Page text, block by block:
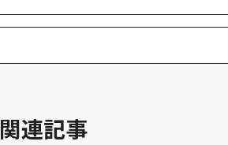
関連記事